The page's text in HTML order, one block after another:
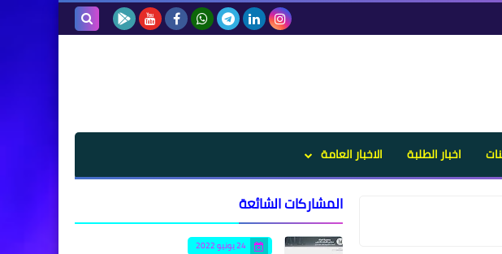
اخبار الطلبة الاخبار العامة
المشاركات الشائعة
24 يونيو 2022